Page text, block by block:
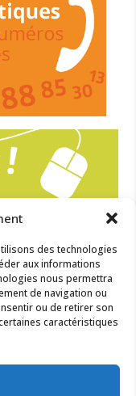
des technologies
aux informations
nous permettra
de navigation ou
ou de retirer son
caractéristiques